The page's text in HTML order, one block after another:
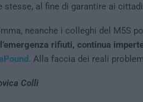
stesse, al fine di garantire ai
neanche i colleghi del M5S
rifiuti, continua
. Alla faccia dei reali
Colli